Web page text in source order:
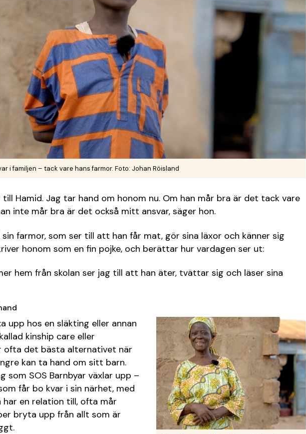
i familjen – tack vare hans farmor. Foto: Johan Röisland
Hamid. Jag tar hand om honom nu. Om han mår bra är det tack vare
inte mår bra är det också mitt ansvar, säger hon.
farmor, som ser till att han får mat, gör sina läxor och känner sig
honom som en fin pojke, och berättar hur vardagen ser ut:
hem från skolan ser jag till att han äter, tvättar sig och läser sina
upp hos en släkting eller annan
kinship care eller
ofta det bästa alternativet när
kan ta hand om sitt barn.
som SOS Barnbyar växlar upp –
får bo kvar i sin närhet, med
har en relation till, ofta mår
bryta upp från allt som är